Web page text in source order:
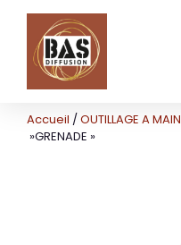
Accueil /OUTILLAGE A MAIN
»GRENADE »